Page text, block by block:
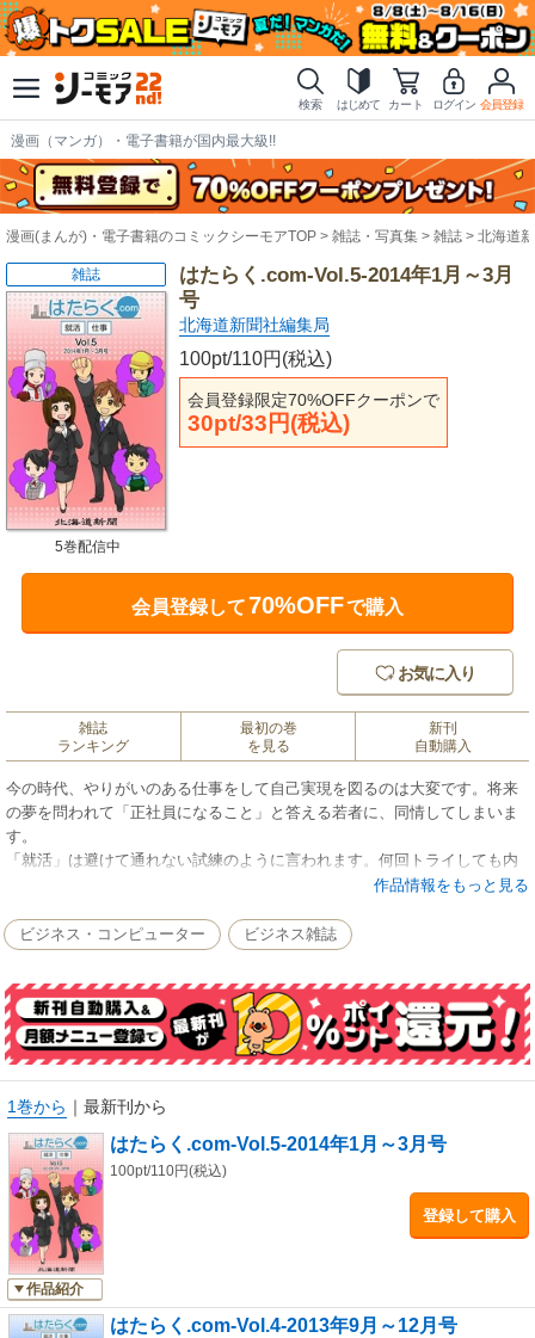
検索 はじめて カート ログイン 会員登録
漫画（マンガ）・電子書籍が国内最大級!!
漫画(まんが)・電子書籍のコミックシーモアTOP 雑誌・写真集 雑誌 北海道
はたらく.com-Vol.5-2014年1月～3月
号
北海道新聞社編集局
100pt/110円(税込)
会員登録限定70%OFFクーポンで
30pt/33円(税込)
雑誌
5巻配信中
会員登録して70%OFFで購入
お気に入り
雑誌
ランキング
最初の巻
を見る
新刊
自動購入
今の時代、やりがいのある仕事をして自己実現を図るのは大変です。将来
の夢を問われて「正社員になること」と答える若者に、同情してしまいま
す。
「就活」は避けて通れない試練のように言われます。何回トライしても内
定がもらえず、落ち込む若者もいます。新卒で就職するチャンスは人生で
んか。
北海道新聞の就活ページ「はたらく．ｃｏｍ」は、就活に取り組む若者た
報を特集で届けています。エッセンスはフェイスブックとツイッターで発
信しています。
これまでの紙面をまとめて、電子書籍を作ってみました。中身は新聞に載
てみてください。新しい発見があるはずです。
就活生の皆さん、健闘を心から祈ります。
北海道新聞「就活取材班」
（注・記事に登場する会社名や人物の肩書、年齢は掲載当時のものです）
作品情報をもっと見る
ビジネス・コンピューター ビジネス雑誌
1巻から ｜ 最新刊から
作品紹介
はたらく.com-Vol.5-2014年1月～3月号
100pt/110円(税込)
登録して購入
はたらく.com-Vol.4-2013年9月～12月号